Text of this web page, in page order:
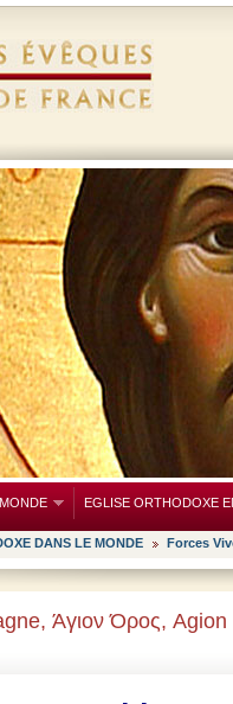
EGLISE ORTHODOXE
DANS LE MONDE Forces
Άγιον Όρος, Agion